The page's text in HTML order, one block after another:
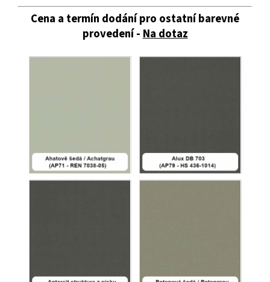
Cena a termín dodání pro ostatní barevné
provedení -Na dotaz